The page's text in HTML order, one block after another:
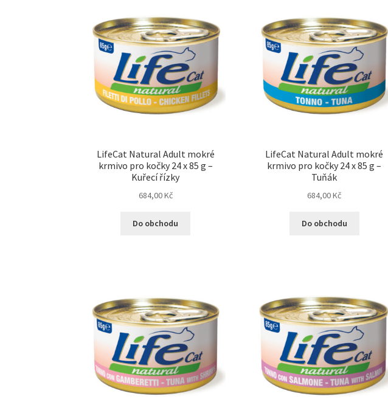
LifeCat Natural Adult mokré
krmivo pro kočky 24 x 85 g –
Kuřecí řízky
684,00Kč
Do obchodu
LifeCat Natural Adult mokré
krmivo pro kočky 24 x 85 g –
Tuňák
684,00Kč
Do obchodu